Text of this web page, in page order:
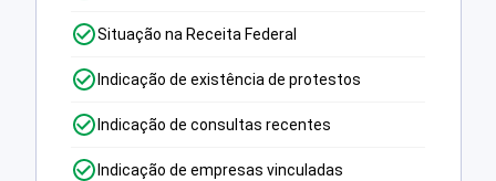
Situação na Receita Federal
Indicação de existência de protestos
Indicação de consultas recentes
Indicação de empresas vinculadas